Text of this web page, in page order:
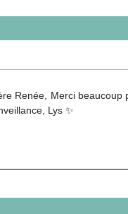
Renée, Merci beaucoup
Lys ✨